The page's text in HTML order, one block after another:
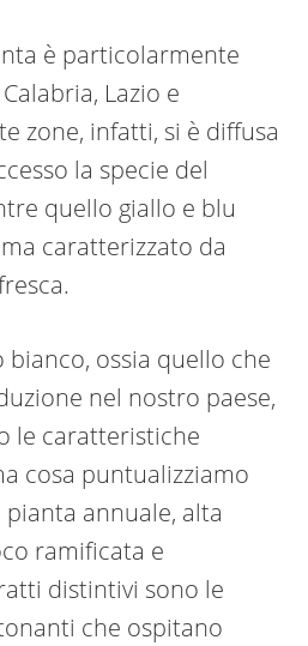
è particolarmente
Lazio e
zone, infatti, si è diffusa
la specie del
quello giallo e blu
caratterizzato da
ossia quello che
nel nostro paese,
le caratteristiche
cosa puntualizziamo
annuale, alta
ramificata e
distintivi sono le
che ospitano